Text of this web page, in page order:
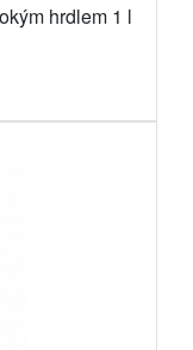
hrdlem 1 l